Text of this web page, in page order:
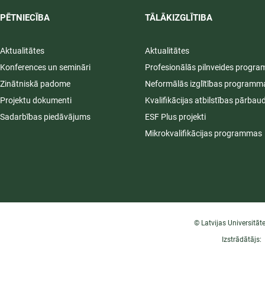
PĒTNIECĪBA
Aktualitātes
Konferences un semināri
Zinātniskā padome
Projektu dokumenti
Sadarbības piedāvājums
TĀLĀKIZGLĪTIBA
Aktualitātes
Profesionālās pilnveides
Neformālās izglītības
Kvalifikācijas atbilstības
ESF Plus projekti
Mikrokvalifikācijas programmas
© Latvijas
Izstrādātājs: